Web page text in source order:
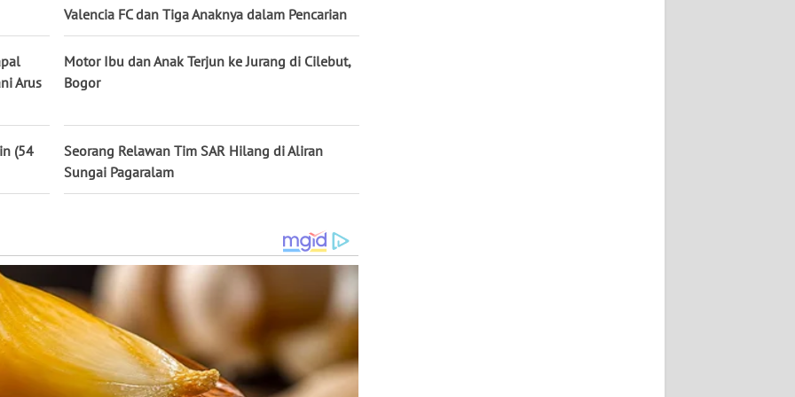
Valencia FC dan Tiga Anaknya dalam Pencarian
Arus
Motor Ibu dan Anak Terjun ke Jurang di Cilebut,
Bogor
(54
Seorang Relawan Tim SAR Hilang di Aliran
Sungai Pagaralam